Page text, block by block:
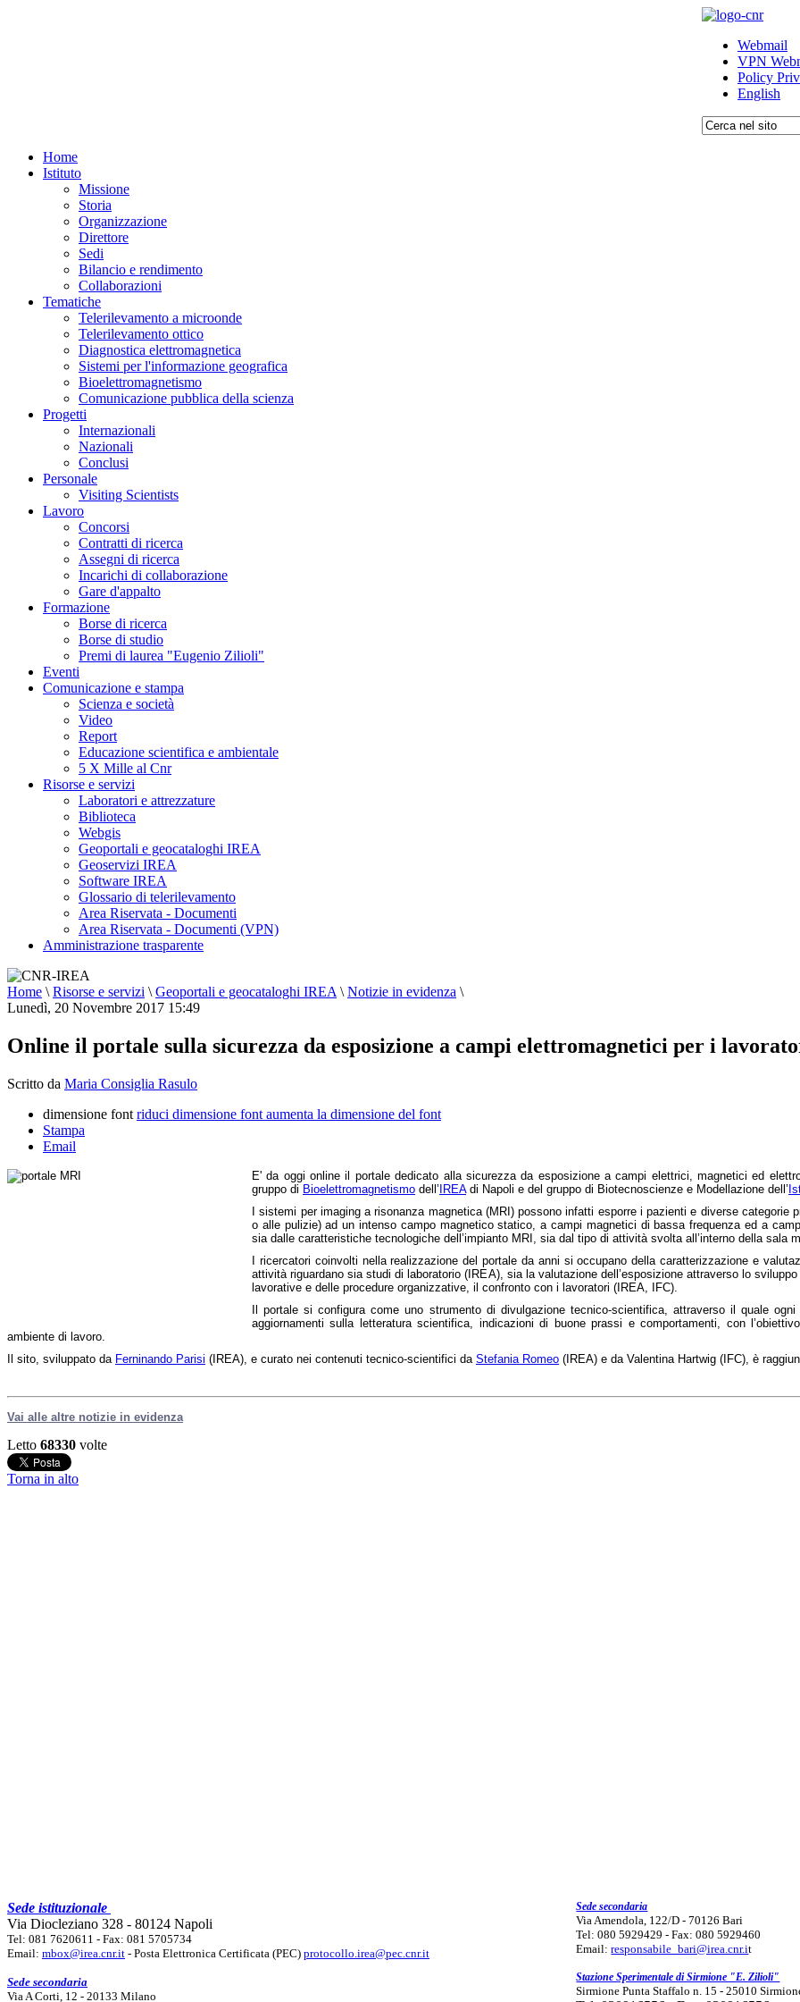
Webmail
VPN
Policy
English
Home
Istituto
Missione
Storia
Organizzazione
Direttore
Sedi
Bilancio e rendimento
Collaborazioni
Tematiche
Telerilevamento a microonde
Telerilevamento ottico
Diagnostica elettromagnetica
Sistemi per l'informazione geografica
Bioelettromagnetismo
Comunicazione pubblica della scienza
Progetti
Internazionali
Nazionali
Conclusi
Personale
Visiting Scientists
Lavoro
Concorsi
Contratti di ricerca
Assegni di ricerca
Incarichi di collaborazione
Gare d'appalto
Formazione
Borse di ricerca
Borse di studio
Premi di laurea "Eugenio Zilioli"
Eventi
Comunicazione e stampa
Scienza e società
Video
Report
Educazione scientifica e ambientale
5 X Mille al Cnr
Risorse e servizi
Laboratori e attrezzature
Biblioteca
Webgis
Geoportali e geocataloghi IREA
Geoservizi IREA
Software IREA
Glossario di telerilevamento
Area Riservata - Documenti
Area Riservata - Documenti (VPN)
Amministrazione trasparente
Home \ Risorse e servizi \ Geoportali e geocataloghi IREA \ Notizie in evidenza \
Lunedì, 20 Novembre 2017 15:49
Online il portale sulla sicurezza da esposizione a campi elettromagnetici per i
Scritto da Maria Consiglia Rasulo
dimensione font riduci dimensione font aumenta la dimensione del font
Stampa
Email
E' da oggi online il portale dedicato alla sicurezza da esposizione a campi elettrici, magnetici ed
gruppo di Bioelettromagnetismo dell’ IREAdi Napoli e del gruppo di Biotecnoscienze e Modellazione dell’
I sistemi per imaging a risonanza magnetica (MRI) possono infatti esporre i pazienti e diverse
o alle pulizie) ad un intenso campo magnetico statico, a campi magnetici di bassa frequenza ed a
sia dalle caratteristiche tecnologiche dell’impianto MRI, sia dal tipo di attività svolta all’interno della sala
I ricercatori coinvolti nella realizzazione del portale da anni si occupano della caratterizzazione e
attività riguardano sia studi di laboratorio (IREA), sia la valutazione dell’esposizione attraverso lo
lavorative e delle procedure organizzative, il confronto con i lavoratori (IREA, IFC).
Il portale si configura come uno strumento di divulgazione tecnico-scientifica, attraverso il quale
aggiornamenti sulla letteratura scientifica, indicazioni di buone prassi e comportamenti, con
ambiente di lavoro.
Il sito, sviluppato da Ferninando Parisi (IREA), e curato nei contenuti tecnico-scientifici da Stefania Romeo (IREA) e da Valentina Hartwig (IFC), è
Vai alle altre notizie in evidenza
Letto 68330 volte
Torna in alto
Sede istituzionale
Via Diocleziano 328 - 80124 Napoli
Tel: 081 7620611 - Fax: 081 5705734
Email: mbox@irea.cnr.it - Posta Elettronica Certificata (PEC) protocollo.irea@pec.cnr.it
Sede secondaria
Via A Corti, 12 - 20133 Milano
Sede secondaria
Via Amendola, 122/D - 70126 Bari
Tel: 080 5929429 - Fax: 080 5929460
Email:responsabile_bari@irea.cnr.it
Stazione Sperimentale di Sirmione "E. Zilioli"
Sirmione Punta Staffalo n. 15 - 25010